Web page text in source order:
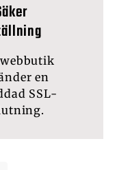
en
SSL-